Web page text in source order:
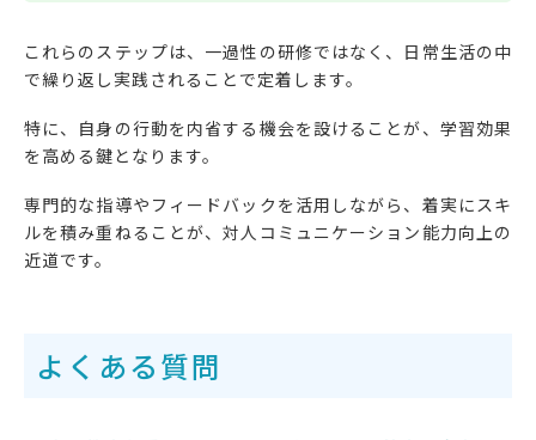
これらのステップは、一過性の研修ではなく、日常生活の中
で繰り返し実践されることで定着します。
特に、自身の行動を内省する機会を設けることが、学習効果
を高める鍵となります。
専門的な指導やフィードバックを活用しながら、着実にスキ
ルを積み重ねることが、対人コミュニケーション能力向上の
近道です。
よくある質問